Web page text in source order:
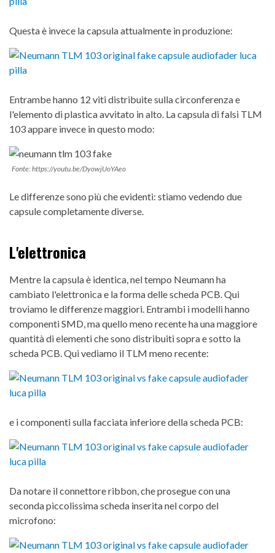
Questa è invece la capsula attualmente in produzione:
Entrambe hanno 12 viti distribuite sulla circonferenza e
l'elemento di plastica avvitato in alto. La capsula di falsi TLM
103 appare invece in questo modo:
Fonte: https://youtu.be/DyowjUoYAeo
Le differenze sono più che evidenti: stiamo vedendo due
capsule completamente diverse.
L'elettronica
Mentre la capsula è identica, nel tempo Neumann ha
cambiato l'elettronica e la forma delle scheda PCB. Qui
troviamo le differenze maggiori. Entrambi i modelli hanno
componenti SMD, ma quello meno recente ha una maggiore
quantità di elementi che sono distribuiti sopra e sotto la
scheda PCB. Qui vediamo il TLM meno recente:
e i componenti sulla facciata inferiore della scheda PCB:
Da notare il connettore ribbon, che prosegue con una
seconda piccolissima scheda inserita nel corpo del
microfono: